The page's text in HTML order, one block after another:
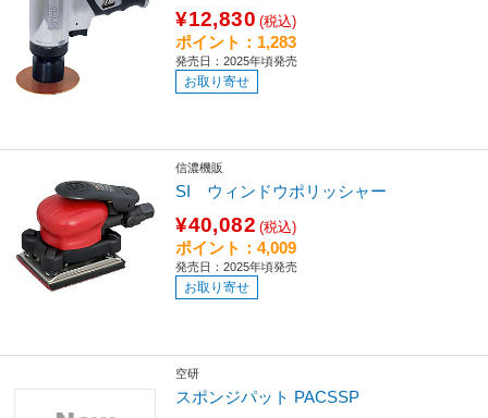
¥12,830 (税込)
ポイント：1,283
発売日：2025年頃発売
お取り寄せ
信濃機販
SI ウィンドウポリッシャー
¥40,082 (税込)
ポイント：4,009
発売日：2025年頃発売
お取り寄せ
空研
スポンジパット PACSSP